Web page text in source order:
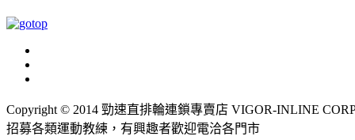
Copyright © 2014 勁速直排輪連鎖專賣店 VIGOR-INLINE
招募各類運動教練，有興趣者歡迎電洽各門市